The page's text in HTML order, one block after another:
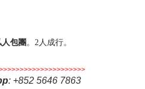
包團。2人成行。
: +852 5646 7863